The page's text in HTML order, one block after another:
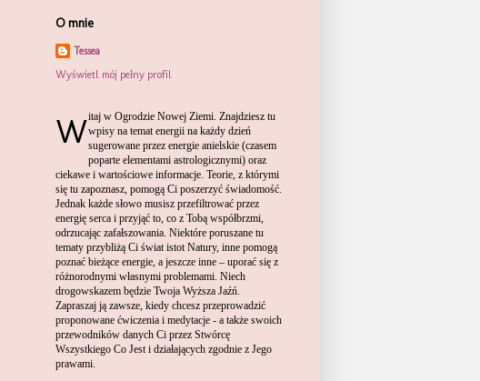
O mnie
Tessea
Wyświetl mój pełny profil
Witaj w Ogrodzie Nowej Ziemi. Znajdziesz tu
wpisy na temat energii na każdy dzień
sugerowane przez energie anielskie (czasem
poparte elementami astrologicznymi) oraz
ciekawe i wartościowe informacje. Teorie, z którymi
się tu zapoznasz, pomogą Ci poszerzyć świadomość.
Jednak każde słowo musisz przefiltrować przez
energię serca i przyjąć to, co z Tobą współbrzmi,
odrzucając zafałszowania. Niektóre poruszane tu
tematy przybliżą Ci świat istot Natury, inne pomogą
poznać bieżące energie, a jeszcze inne – uporać się z
różnorodnymi własnymi problemami. Niech
drogowskazem będzie Twoja Wyższa Jaźń.
Zapraszaj ją zawsze, kiedy chcesz przeprowadzić
proponowane ćwiczenia i medytacje - a także swoich
przewodników danych Ci przez Stwórcę
Wszystkiego Co Jest i działających zgodnie z Jego
prawami.